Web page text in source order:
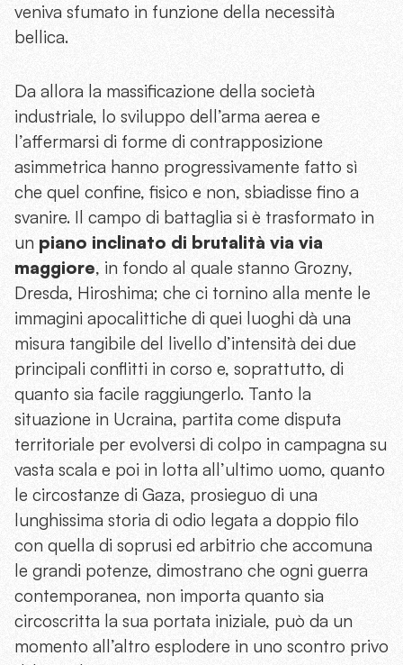
veniva sfumato in funzione della necessità
bellica.
Da allora la massificazione della società
industriale, lo sviluppo dell’arma aerea e
l’affermarsi di forme di contrapposizione
asimmetrica hanno progressivamente fatto sì
che quel confine, fisico e non, sbiadisse fino a
svanire. Il campo di battaglia si è trasformato in
un piano inclinato di brutalità via via
maggiore, in fondo al quale stanno Grozny,
Dresda, Hiroshima; che ci tornino alla mente le
immagini apocalittiche di quei luoghi dà una
misura tangibile del livello d’intensità dei due
principali conflitti in corso e, soprattutto, di
quanto sia facile raggiungerlo. Tanto la
situazione in Ucraina, partita come disputa
territoriale per evolversi di colpo in campagna su
vasta scala e poi in lotta all’ultimo uomo, quanto
le circostanze di Gaza, prosieguo di una
lunghissima storia di odio legata a doppio filo
con quella di soprusi ed arbitrio che accomuna
le grandi potenze, dimostrano che ogni guerra
contemporanea, non importa quanto sia
circoscritta la sua portata iniziale, può da un
momento all’altro esplodere in uno scontro privo